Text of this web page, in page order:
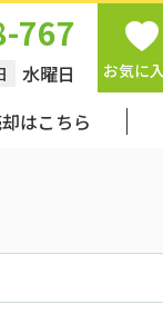
767
水曜日 お気に
はこちら